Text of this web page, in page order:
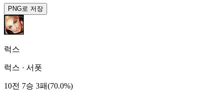
PNG로 저장
럭스
럭스 · 서폿
10전 7승 3패(70.0%)